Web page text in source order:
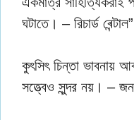
ঘটাতে। – রিচার্ড ৰেন্টাল”
কুৎসিৎ চিন্তা ভাবনায়
সত্ত্বেও সুন্দর নয়। –